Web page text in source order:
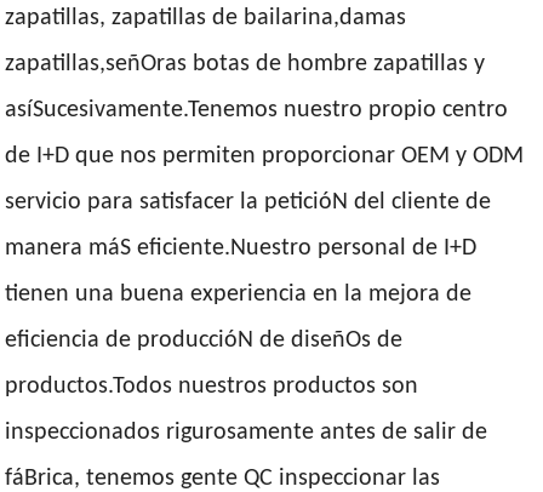
zapatillas, zapatillas de bailarina,damas
zapatillas,señOras botas de hombre zapatillas y
asíSucesivamente.Tenemos nuestro propio centro
de I+D que nos permiten proporcionar OEM y ODM
servicio para satisfacer la peticióN del cliente de
manera máS eficiente.Nuestro personal de I+D
tienen una buena experiencia en la mejora de
eficiencia de produccióN de diseñOs de
productos.Todos nuestros productos son
inspeccionados rigurosamente antes de salir de
fáBrica, tenemos gente QC inspeccionar las